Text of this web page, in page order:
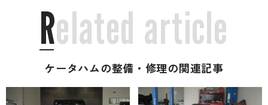
Related article
ケータハムの整備・修理の関連記事